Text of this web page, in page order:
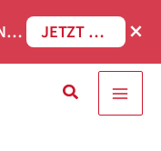
BEYOND THE DASHBOARD: ENGINEERING SOFTWARE IN SERVICENOW WEBINAR JETZT REGISTRIEREN ×
Suche